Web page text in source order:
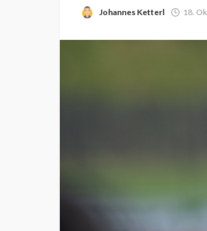
Johannes Ketterl 18.